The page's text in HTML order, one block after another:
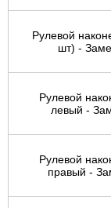
Рулевой
шт) -
Рулевой
левый -
Рулевой
правый -